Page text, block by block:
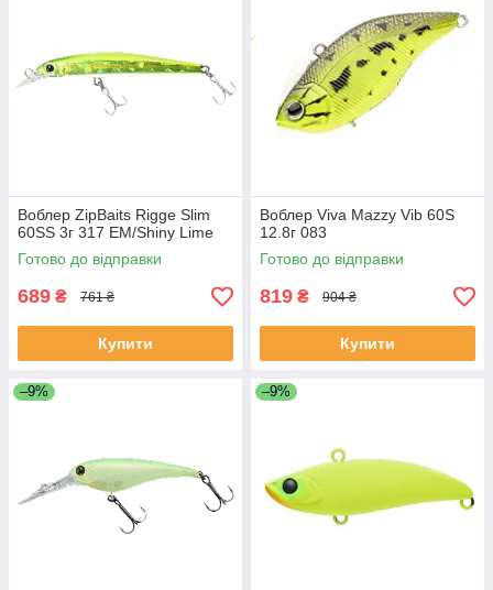
Воблер ZipBaits Rigge Slim
60SS 3г 317 EM/Shiny Lime
Готово до відправки
689 ₴ 761 ₴
Купити
Воблер Viva Mazzy Vib 60S
12.8г 083
Готово до відправки
819 ₴ 904 ₴
Купити
–9% –9%